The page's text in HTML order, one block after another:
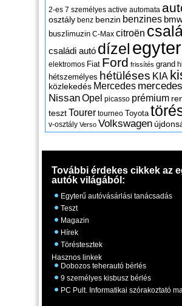
2-es 7 személyes active automata
osztály benz benzin benzines
buszlimuzin C-Max citroën
családi autó dízel
elektromos Fiat Ford frissítés grand
hétszemélyes hétüléses KIA
közlekedés Mercedes
NissanOpel picasso prémium
tesztTourer tourneo Toyota
v-osztály Verso Volkswagen
További érdekes cikkek az
autók világából:
Egyterű autóvásárlási tanácsadás
Teszt
Magazin
Hírek
Töréstesztek
Hasznos linkek
Dobozos teherautó bérlés
9 személyes kisbusz bérlés
PC Pult. Informatikai szórakoztató